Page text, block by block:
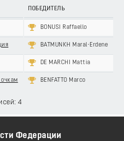
ПОБЕДИТЕЛЬ
BONUSI Raffaello
BATMUNKH Maral-Erdene
DE MARCHI Mattia
BENFATTO Marco
4
Федерации